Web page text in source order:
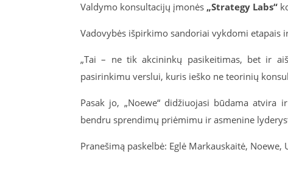
Valdymo konsultacijų įmonės „Strategy Labs“
Vadovybės išpirkimo sandoriai vykdomi etapais
„Tai – ne tik akcininkų pasikeitimas, bet ir
pasirinkimu verslui, kuris ieško ne teorinių
Pasak jo, „Noewe“ didžiuojasi būdama atvira
bendru sprendimų priėmimu ir asmenine
Pranešimą paskelbė: Eglė Markauskaitė, Noewe,